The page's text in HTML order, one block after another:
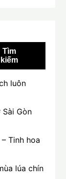
Tìm
kiếm
luôn
Gòn
Tinh hoa
lúa chín